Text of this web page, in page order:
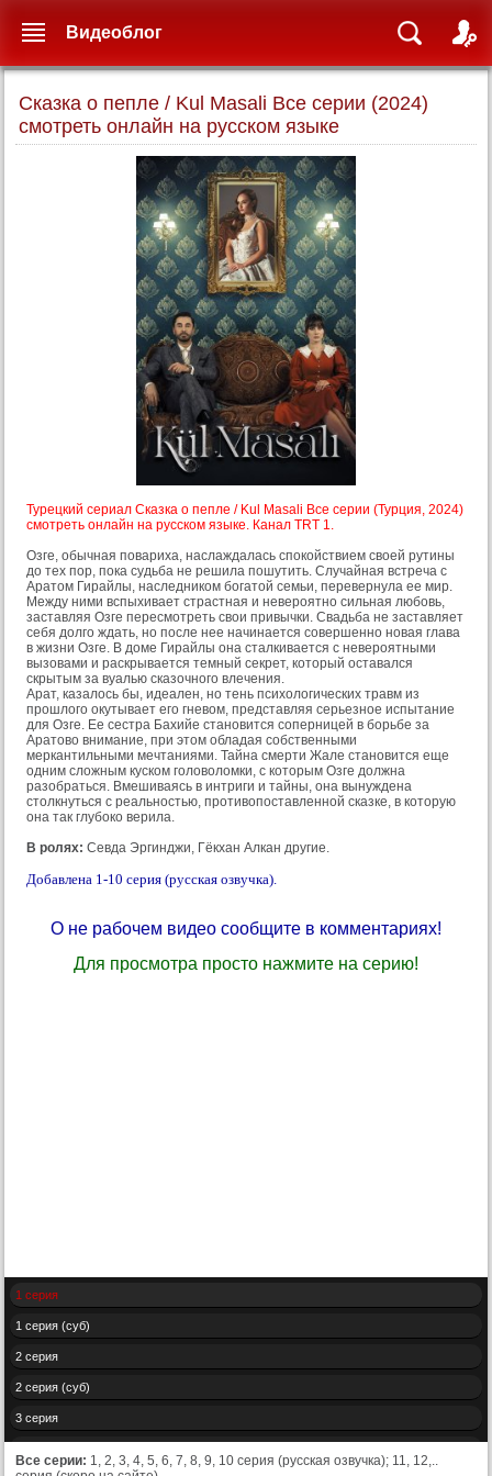
Сказка о пепле / Kul Masali Все серии (2024)
смотреть онлайн на русском языке
Турецкий сериал Сказка о пепле / Kul Masali Все серии (Турция, 2024)
смотреть онлайн на русском языке. Канал TRT 1.
Озге, обычная повариха, наслаждалась спокойствием своей рутины
до тех пор, пока судьба не решила пошутить. Случайная встреча с
Аратом Гирайлы, наследником богатой семьи, перевернула ее мир.
Между ними вспыхивает страстная и невероятно сильная любовь,
заставляя Озге пересмотреть свои привычки. Свадьба не заставляет
себя долго ждать, но после нее начинается совершенно новая глава
в жизни Озге. В доме Гирайлы она сталкивается с невероятными
вызовами и раскрывается темный секрет, который оставался
скрытым за вуалью сказочного влечения.
Арат, казалось бы, идеален, но тень психологических травм из
прошлого окутывает его гневом, представляя серьезное испытание
для Озге. Ее сестра Бахийе становится соперницей в борьбе за
Аратово внимание, при этом обладая собственными
меркантильными мечтаниями. Тайна смерти Жале становится еще
одним сложным куском головоломки, с которым Озге должна
разобраться. Вмешиваясь в интриги и тайны, она вынуждена
столкнуться с реальностью, противопоставленной сказке, в которую
она так глубоко верила.
В ролях: Севда Эргинджи, Гёкхан Алкан другие.
Добавлена 1-10 серия (русская озвучка).
О не рабочем видео сообщите в комментариях!
Для просмотра просто нажмите на серию!
1 серия
1 серия (суб)
2 серия
2 серия (суб)
3 серия
Все серии: 1, 2, 3, 4, 5, 6, 7, 8, 9, 10 серия (русская озвучка); 11, 12,..
Видеоблог